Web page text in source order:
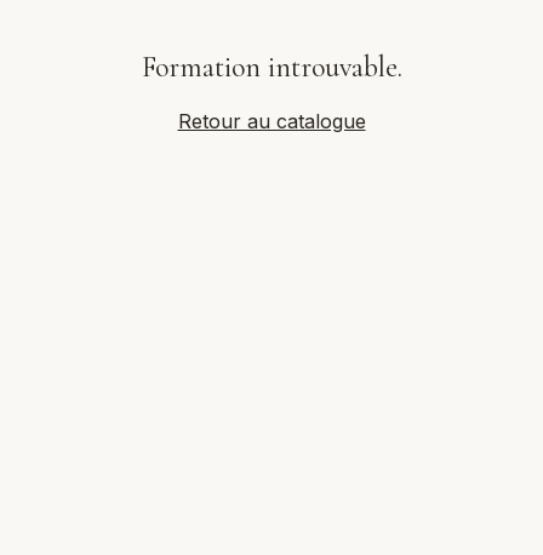
Formation introuvable.
Retour au catalogue